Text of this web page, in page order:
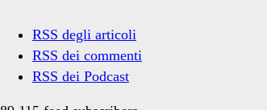
RSS degli articoli
RSS dei commenti
RSS dei Podcast